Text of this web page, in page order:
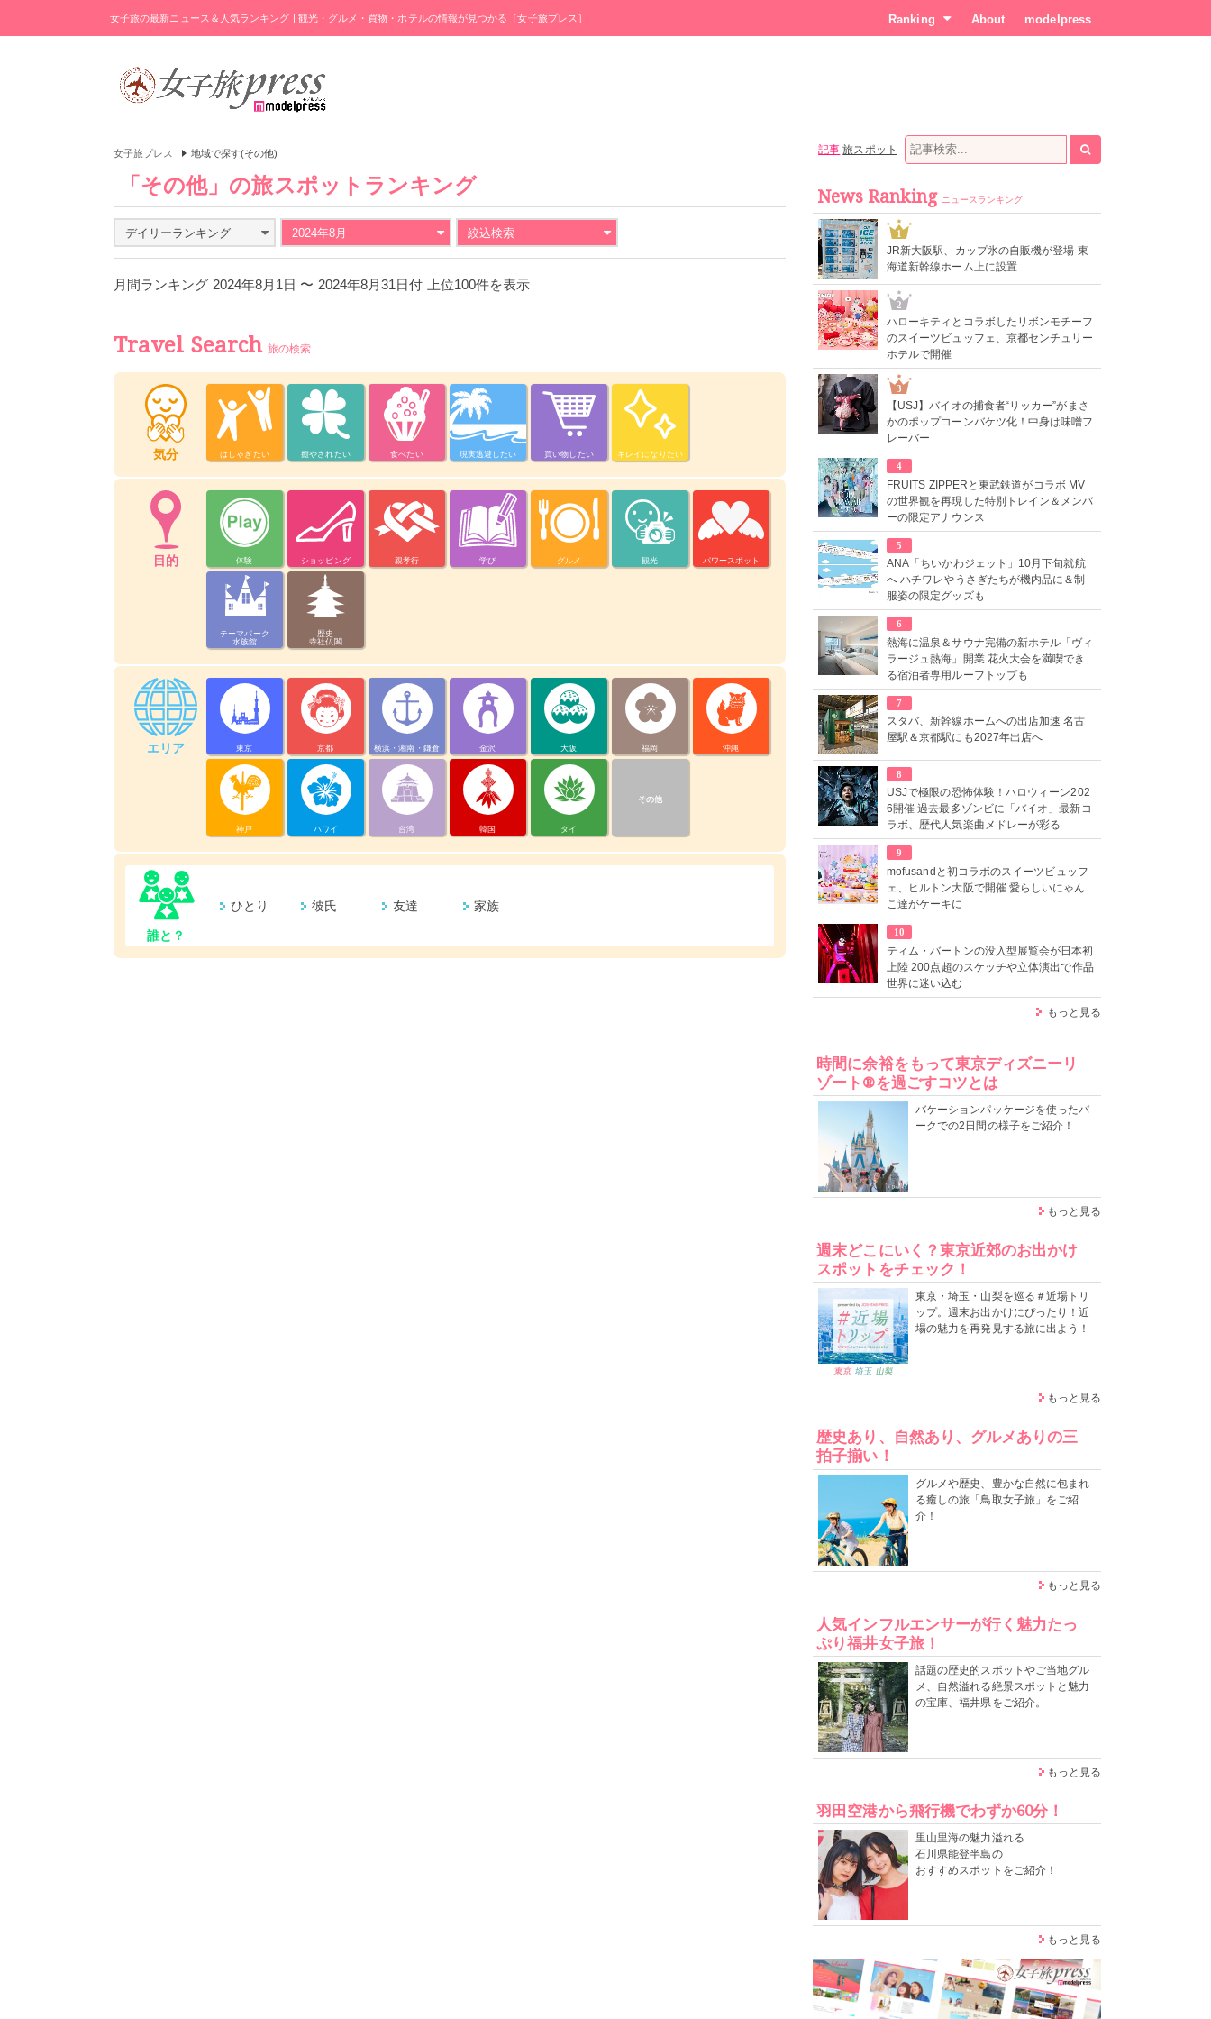
女子旅の最新ニュース＆人気ランキング | 観光・グルメ・買物・ホテルの情報が見つかる［女子旅プレス］ Ranking About modelpress
女子旅プレス 地域で探す(その他)
「その他」の旅スポットランキング
デイリーランキング 2024年8月 絞込検索
月間ランキング 2024年8月1日 〜 2024年8月31日付 上位100件を表示
Travel Search 旅の検索
気分 はしゃぎたい 癒やされたい 食べたい 現実逃避したい 買い物したい キレイになりたい
目的 体験 ショッピング 親孝行 学び グルメ 観光 パワースポット
テーマパーク
水族館
歴史
寺社仏閣
エリア 東京 京都 横浜・湘南・鎌倉 金沢 大阪 福岡 沖縄
神戸 ハワイ 台湾 韓国 タイ
その他
誰と？
ひとり 彼氏 友達 家族
記事 旅スポット
News Ranking ニュースランキング
1
JR新大阪駅、カップ氷の自販機が登場 東
海道新幹線ホーム上に設置
2
ハローキティとコラボしたリボンモチーフ
のスイーツビュッフェ、京都センチュリー
ホテルで開催
3
【USJ】バイオの捕食者“リッカー”がまさ
かのポップコーンバケツ化！中身は味噌フ
レーバー
4
FRUITS ZIPPERと東武鉄道がコラボ MV
の世界観を再現した特別トレイン＆メンバ
ーの限定アナウンス
5
ANA「ちいかわジェット」10月下旬就航
へ ハチワレやうさぎたちが機内品に＆制
服姿の限定グッズも
6
熱海に温泉＆サウナ完備の新ホテル「ヴィ
ラージュ熱海」開業 花火大会を満喫でき
る宿泊者専用ルーフトップも
7
スタバ、新幹線ホームへの出店加速 名古
屋駅＆京都駅にも2027年出店へ
8
USJで極限の恐怖体験！ハロウィーン202
6開催 過去最多ゾンビに「バイオ」最新コ
ラボ、歴代人気楽曲メドレーが彩る
9
mofusandと初コラボのスイーツビュッフ
ェ、ヒルトン大阪で開催 愛らしいにゃん
こ達がケーキに
10
ティム・バートンの没入型展覧会が日本初
上陸 200点超のスケッチや立体演出で作品
世界に迷い込む
もっと見る
時間に余裕をもって東京ディズニーリ
ゾート®を過ごすコツとは
バケーションパッケージを使ったパ
ークでの2日間の様子をご紹介！
もっと見る
週末どこにいく？東京近郊のお出かけ
スポットをチェック！
東京・埼玉・山梨を巡る＃近場トリ
ップ。週末お出かけにぴったり！近
場の魅力を再発見する旅に出よう！
もっと見る
歴史あり、自然あり、グルメありの三
拍子揃い！
グルメや歴史、豊かな自然に包まれ
る癒しの旅「鳥取女子旅」をご紹
介！
もっと見る
人気インフルエンサーが行く魅力たっ
ぷり福井女子旅！
話題の歴史的スポットやご当地グル
メ、自然溢れる絶景スポットと魅力
の宝庫、福井県をご紹介。
もっと見る
羽田空港から飛行機でわずか60分！
里山里海の魅力溢れる
石川県能登半島の
おすすめスポットをご紹介！
もっと見る